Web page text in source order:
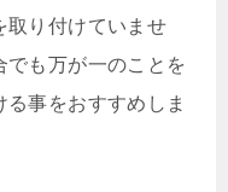
取り付けていませ
でも万が一のことを
事をおすすめしま